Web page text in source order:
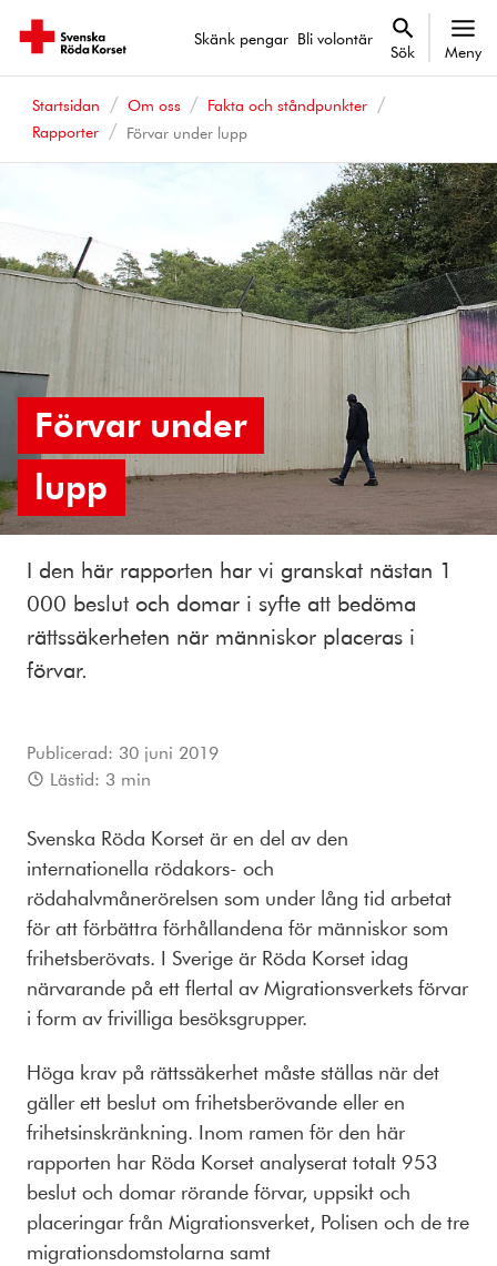
Skänk pengar Bli volontär
Sök Meny
Startsidan Om oss
Fakta och ståndpunkter
Rapporter
Förvar under lupp
Förvar under
lupp
I den här rapporten har vi granskat nästan 1
000 beslut och domar i syfte att bedöma
rättssäkerheten när människor placeras i
förvar.
Publicerad: 30 juni 2019
Lästid: 3 min
Svenska Röda Korset är en del av den
internationella rödakors- och
rödahalvmånerörelsen som under lång tid arbetat
för att förbättra förhållandena för människor som
frihetsberövats. I Sverige är Röda Korset idag
närvarande på ett flertal av Migrationsverkets förvar
i form av frivilliga besöksgrupper.
Höga krav på rättssäkerhet måste ställas när det
gäller ett beslut om frihetsberövande eller en
frihetsinskränkning. Inom ramen för den här
rapporten har Röda Korset analyserat totalt 953
beslut och domar rörande förvar, uppsikt och
placeringar från Migrationsverket, Polisen och de tre
migrationsdomstolarna samt